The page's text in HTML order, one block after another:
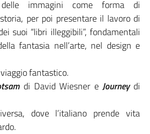
delle immagini come forma di
per poi presentare il lavoro di
suoi “libri illeggibili”, fondamentali
fantasia nell’arte, nel design e
fantastico.
di David Wiesner eJourneydi
dove l’italiano prende vita